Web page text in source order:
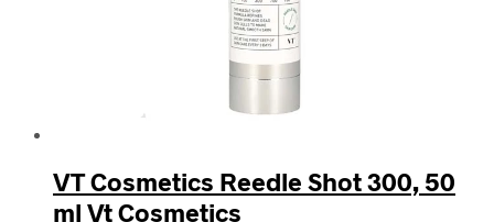
VT Cosmetics Reedle Shot 300, 50
ml Vt Cosmetics